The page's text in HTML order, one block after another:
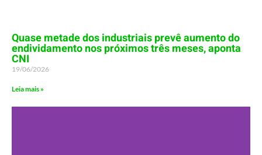
Quase metade dos industriais prevê aumento do
endividamento nos próximos três meses, aponta
CNI
19/06/2026
Leia mais »